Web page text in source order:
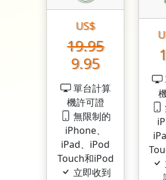
US$
19.95
9.95
單台計算
機許可證
無限制的
iPhone、
iPad、iPod
Touch和iPod
立即收到